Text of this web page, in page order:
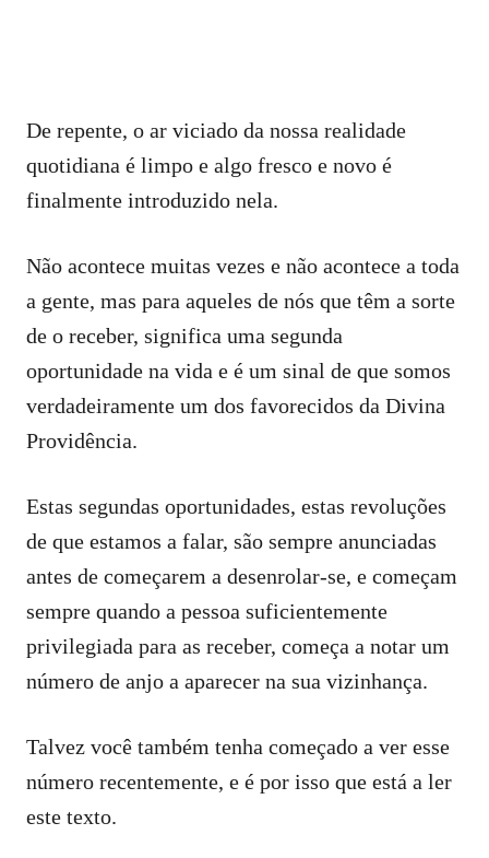
De repente, o ar viciado da nossa realidade
quotidiana é limpo e algo fresco e novo é
finalmente introduzido nela.
Não acontece muitas vezes e não acontece a toda
a gente, mas para aqueles de nós que têm a sorte
de o receber, significa uma segunda
oportunidade na vida e é um sinal de que somos
verdadeiramente um dos favorecidos da Divina
Providência.
Estas segundas oportunidades, estas revoluções
de que estamos a falar, são sempre anunciadas
antes de começarem a desenrolar-se, e começam
sempre quando a pessoa suficientemente
privilegiada para as receber, começa a notar um
número de anjo a aparecer na sua vizinhança.
Talvez você também tenha começado a ver esse
número recentemente, e é por isso que está a ler
este texto.